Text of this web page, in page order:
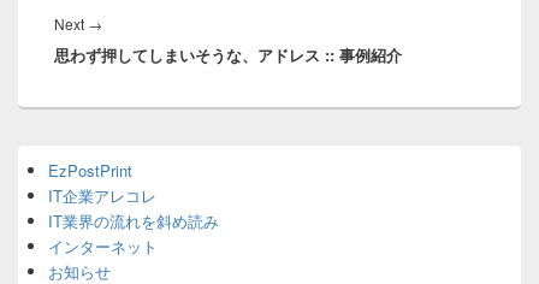
ゲ
ー
シ
Next →
post:
思わず押してしまいそうな、アドレス :: 事例紹介
Sidebar
Widget
Area
EzPostPrint
IT企業アレコレ
IT業界の流れを斜め読み
インターネット
お知らせ